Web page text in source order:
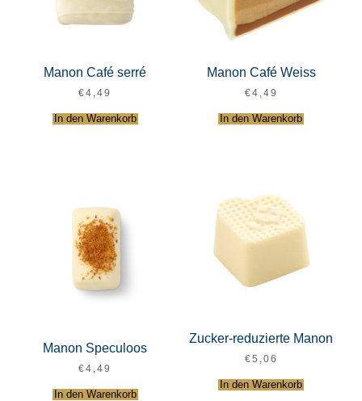
Manon Café serré
€4,49
In den Warenkorb
Manon Café Weiss
€4,49
In den Warenkorb
Manon Speculoos
€4,49
In den Warenkorb
Zucker-reduzierte Manon
€5,06
In den Warenkorb